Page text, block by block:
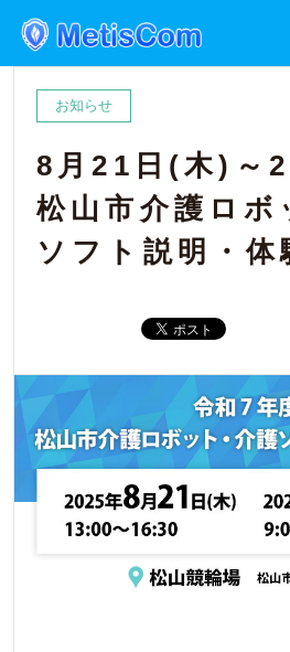
お知らせ
8月21日(木)
松山市介護ロボ
ソフト説明・体